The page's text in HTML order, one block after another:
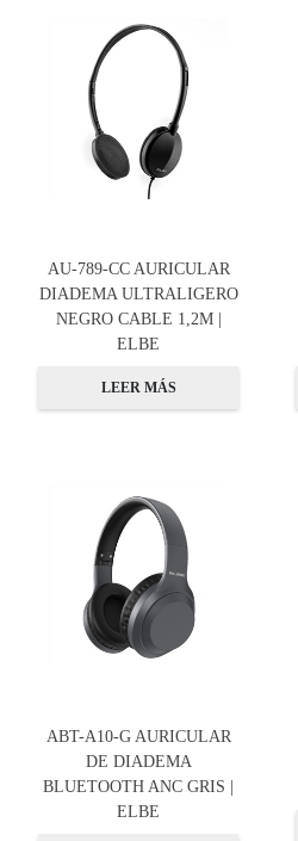
AU-789-CC AURICULAR
DIADEMA ULTRALIGERO
NEGRO CABLE 1,2M |
ELBE
LEER MÁS
ABT-A10-G AURICULAR
DE DIADEMA
BLUETOOTH ANC GRIS |
ELBE